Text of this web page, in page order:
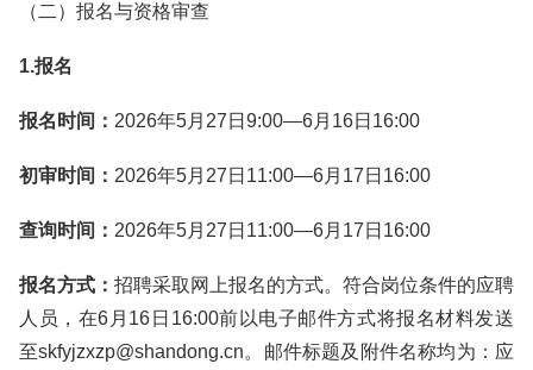
（二）报名与资格审查
1.报名
报名时间： 2026年5月27日9:00—6月16日16:00
初审时间： 2026年5月27日11:00—6月17日16:00
查询时间： 2026年5月27日11:00—6月17日16:00
报名方式： 招聘采取网上报名的方式。符合岗位条件的应聘
人员，在6月16日16:00前以电子邮件方式将报名材料发送
至skfyjzxzp@shandong.cn。邮件标题及附件名称均为：应